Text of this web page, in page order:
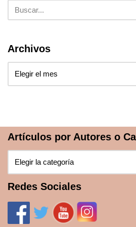
Archivos
Artículos por Autores o
Redes Sociales